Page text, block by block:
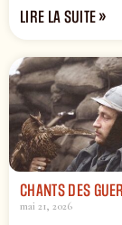
LIRE LA SUITE »
CHANTS DES
mai 21, 2026